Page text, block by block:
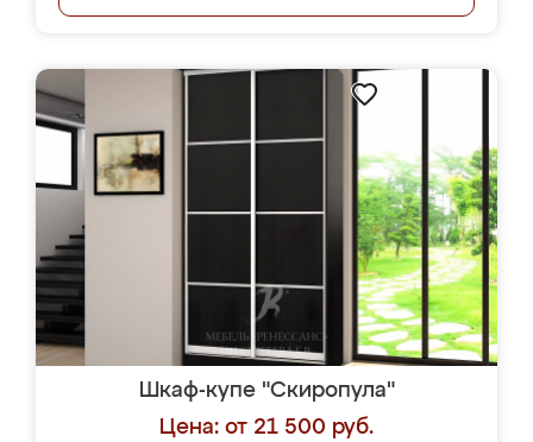
Шкаф-купе "Скиропула"
Цена: от 21 500 руб.